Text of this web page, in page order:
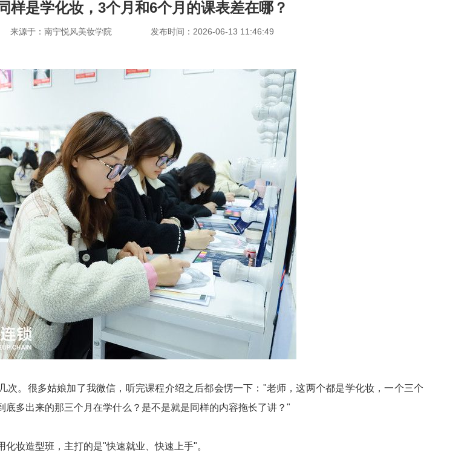
样是学化妆，3个月和6个月的课表差在哪？
来源于：南宁悦风美妆学院 发布时间：2026-06-13 11:46:49
次。很多姑娘加了我微信，听完课程介绍之后都会愣一下："老师，这两个都是学化妆，一个三个
底多出来的那三个月在学什么？是不是就是同样的内容拖长了讲？"
妆造型班，主打的是"快速就业、快速上手"。